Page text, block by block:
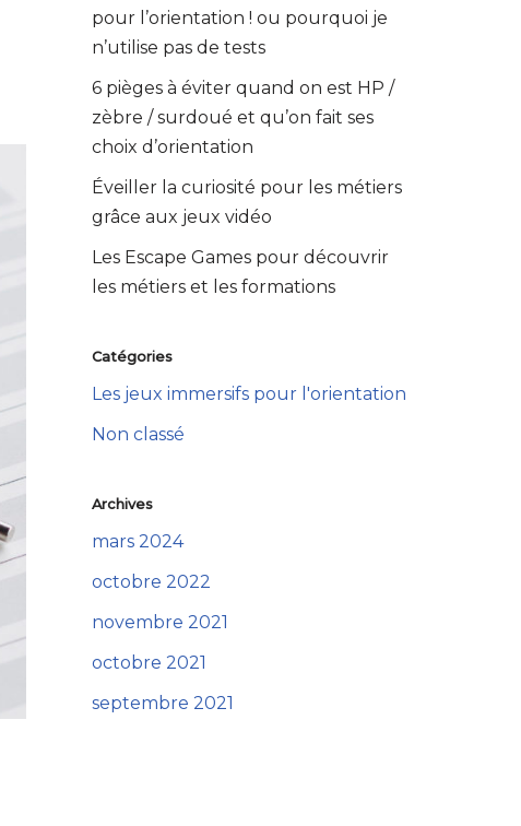
pour l’orientation ! ou pourquoi je
n’utilise pas de tests
6 pièges à éviter quand on est HP /
zèbre / surdoué et qu’on fait ses
choix d’orientation
Éveiller la curiosité pour les métiers
grâce aux jeux vidéo
Les Escape Games pour découvrir
les métiers et les formations
Catégories
Les jeux immersifs pour l'orientation
Non classé
Archives
mars 2024
octobre 2022
novembre 2021
octobre 2021
septembre 2021